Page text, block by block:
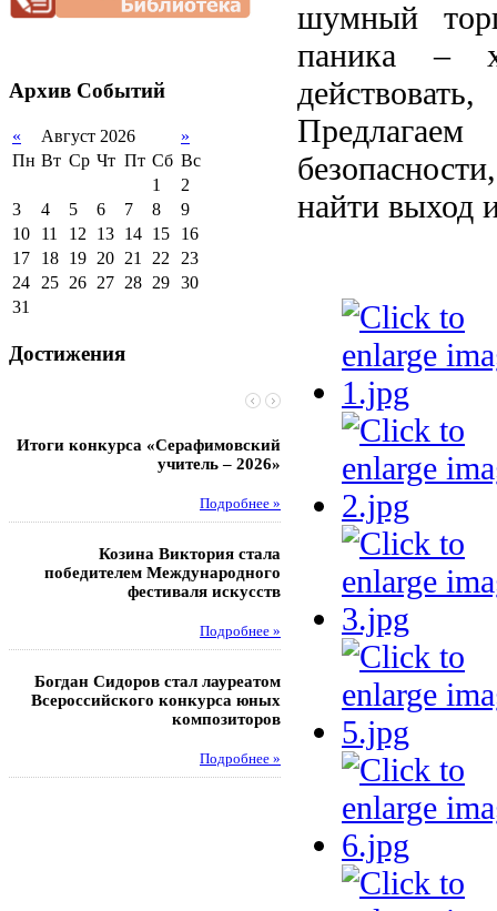
обучающихся
Международное
Организация питания в
образовательной
организации
2012-2013 уч.год
Архив Событий
« Август 2026
»
Пн Вт Ср Чт Пт Сб Вс
1
2
3
4 5 6 7 8
9
10
11 12 13 14 15
16
17
18 19 20 21 22 23
24 25 26 27 28 29 30
31
Достижения
Итоги конкурса «Серафимовский
учитель – 2026»
Подробнее »
Козина Виктория стала
победителем Международного
фестиваля искусств
Подробнее »
Богдан Сидоров стал лауреатом
Всероссийского конкурса юных
композиторов
Подробнее »
Чебаненко Глеб стал
областных
Музафаров Пётр стал
турнира
Педагоги
победителями
этапа XXI
конкурса «За
шумный
паника –
найти выход